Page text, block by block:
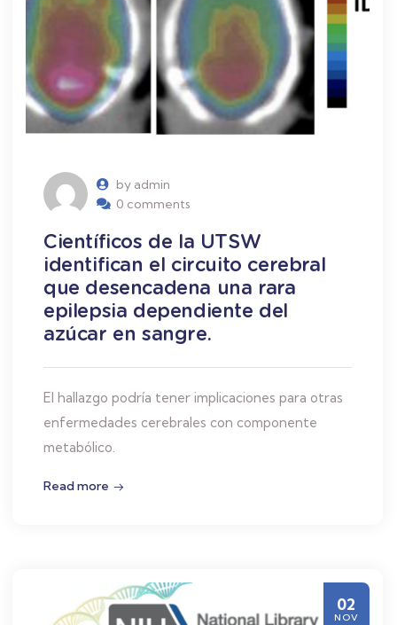
by admin
0 comments
Científicos de la UTSW
identifican el circuito cerebral
que desencadena una rara
epilepsia dependiente del
azúcar en sangre.
El hallazgo podría tener implicaciones para otras
enfermedades cerebrales con componente
metabólico.
Read more
02
NOV